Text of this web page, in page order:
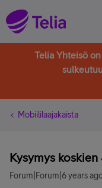
Telia Yhteisö
Mobiililaajakaista
Kysymys
Forum|Forum|6 years